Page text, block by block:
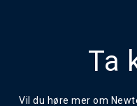
Ta
Vil du høre mer om